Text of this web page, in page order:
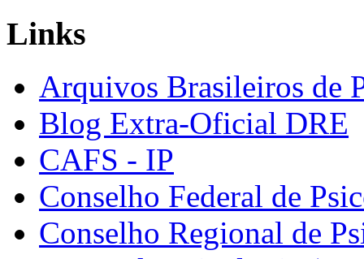
Links
Arquivos Brasileiros de
Blog Extra-Oficial DRE
CAFS - IP
Conselho Federal de
Conselho Regional de